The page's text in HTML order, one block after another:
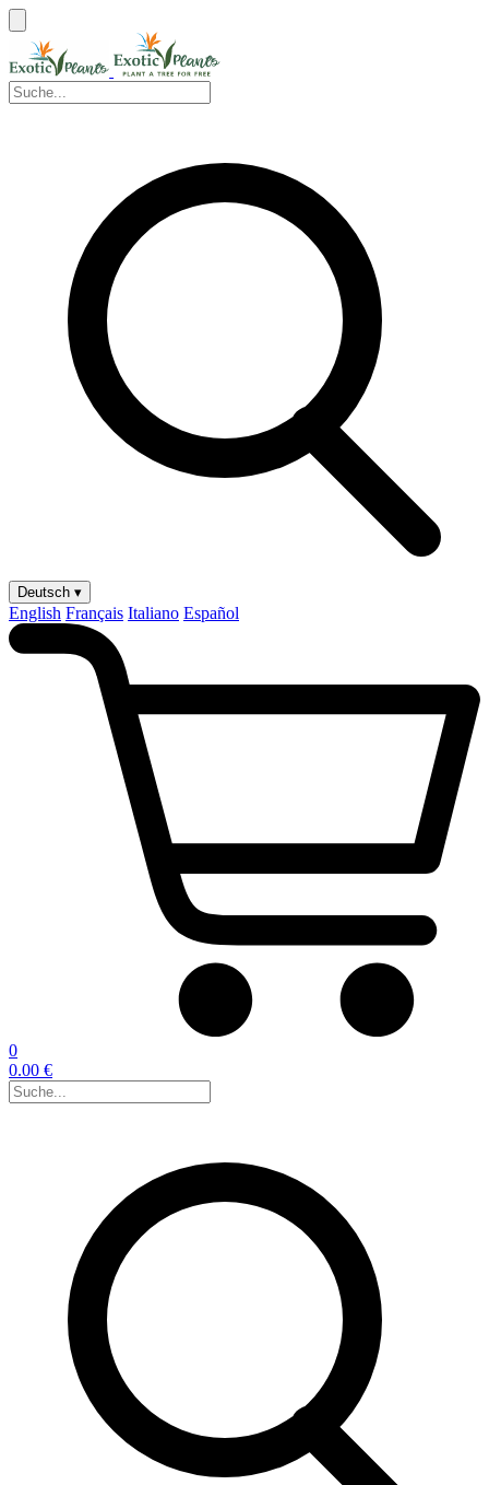
Deutsch ▾
English Français Italiano Español
0
0.00 €